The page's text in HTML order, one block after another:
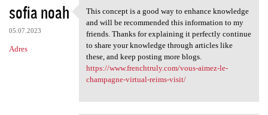
sofia noah
05.07.2023
Adres
This concept is a good way to
This concept is a good way to enhance knowledge
and will be recommended this information to my
friends. Thanks for explaining it perfectly continue
to share your knowledge through articles like
these, and keep posting more blogs.
https://www.frenchtruly.com/vous-aimez-le-
champagne-virtual-reims-visit/